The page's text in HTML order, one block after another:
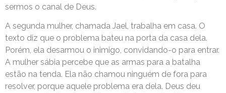
sermos o canal de Deus.
A segunda mulher, chamada Jael, trabalha em casa. O
texto diz que o problema bateu na porta da casa dela.
Porém, ela desarmou o inimigo, convidando-o para entrar.
A mulher sábia percebe que as armas para a batalha
estão na tenda. Ela não chamou ninguém de fora para
resolver, porque aquele problema era dela. Deus deu